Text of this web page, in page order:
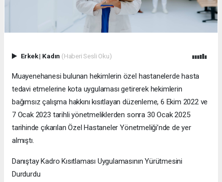
Erkek| Kadın (Haberi Sesli Oku)
Muayenehanesi bulunan hekimlerin özel hastanelerde hasta
tedavi etmelerine kota uygulaması getirerek hekimlerin
bağımsız çalışma hakkını kısıtlayan düzenleme, 6 Ekim 2022 ve
7 Ocak 2023 tarihli yönetmeliklerden sonra 30 Ocak 2025
tarihinde çıkarılan Özel Hastaneler Yönetmeliği’nde de yer
almıştı.
Danıştay Kadro Kısıtlaması Uygulamasının Yürütmesini
Durdurdu